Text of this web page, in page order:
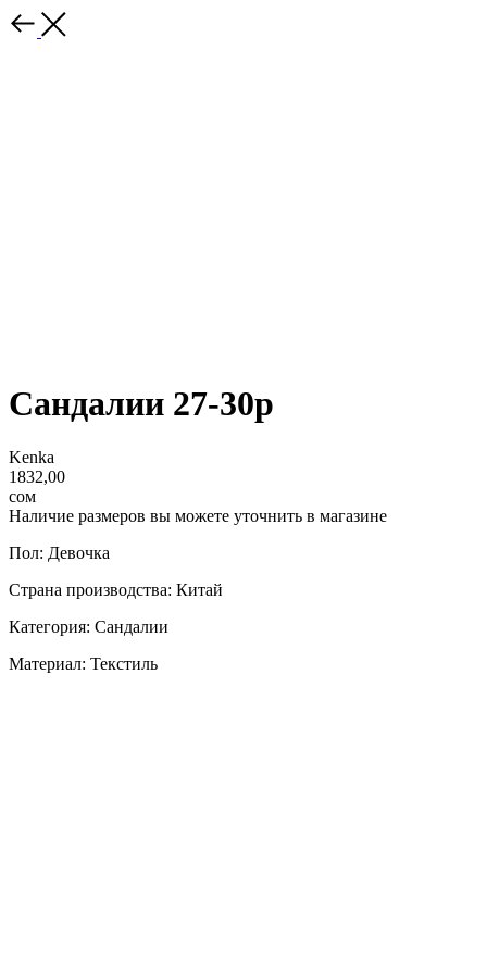
Сандалии 27-30р
Kenka
1832,00
сом
Наличие размеров вы можете уточнить в магазине
Пол: Девочка
Страна производства: Китай
Категория: Сандалии
Материал: Текстиль